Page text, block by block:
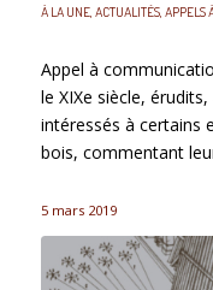
À LA UNE, ACTUALITÉS, APPELS
Appel à
le XIXe siècle,
intéressés à certains
bois, commentant
5 mars 2019